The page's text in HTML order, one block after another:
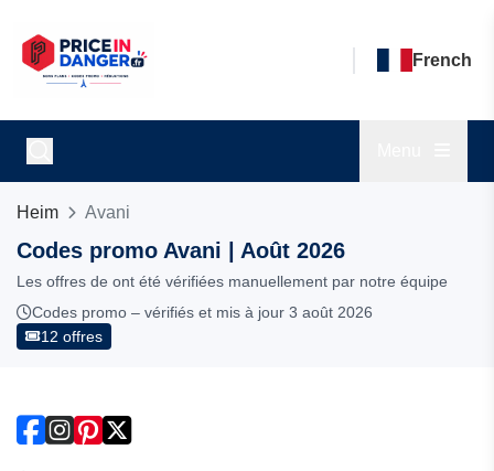
French
Heim Avani
Codes promo Avani | Août 2026
Les offres de ont été vérifiées manuellement par notre équipe
Codes promo – vérifiés et mis à jour 3 août 2026
12 offres